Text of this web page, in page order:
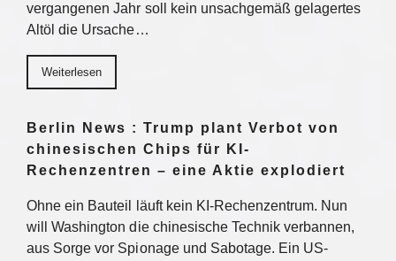
vergangenen Jahr soll kein unsachgemäß gelagertes
Altöl die Ursache…
Weiterlesen
Berlin News : Trump plant Verbot von
chinesischen Chips für KI-
Rechenzentren – eine Aktie explodiert
Ohne ein Bauteil läuft kein KI-Rechenzentrum. Nun
will Washington die chinesische Technik verbannen,
aus Sorge vor Spionage und Sabotage. Ein US-